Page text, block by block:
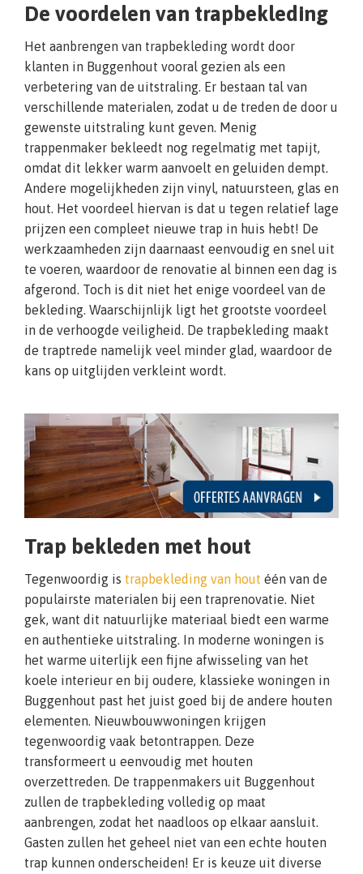
De voordelen van trapbekleding
Het aanbrengen van trapbekleding wordt door
klanten in Buggenhout vooral gezien als een
verbetering van de uitstraling. Er bestaan tal van
verschillende materialen, zodat u de treden de door u
gewenste uitstraling kunt geven. Menig
trappenmaker bekleedt nog regelmatig met tapijt,
omdat dit lekker warm aanvoelt en geluiden dempt.
Andere mogelijkheden zijn vinyl, natuursteen, glas en
hout. Het voordeel hiervan is dat u tegen relatief lage
prijzen een compleet nieuwe trap in huis hebt! De
werkzaamheden zijn daarnaast eenvoudig en snel uit
te voeren, waardoor de renovatie al binnen een dag is
afgerond. Toch is dit niet het enige voordeel van de
bekleding. Waarschijnlijk ligt het grootste voordeel
in de verhoogde veiligheid. De trapbekleding maakt
de traptrede namelijk veel minder glad, waardoor de
kans op uitglijden verkleint wordt.
Trap bekleden met hout
Tegenwoordig is trapbekleding van hout één van de
populairste materialen bij een traprenovatie. Niet
gek, want dit natuurlijke materiaal biedt een warme
en authentieke uitstraling. In moderne woningen is
het warme uiterlijk een fijne afwisseling van het
koele interieur en bij oudere, klassieke woningen in
Buggenhout past het juist goed bij de andere houten
elementen. Nieuwbouwwoningen krijgen
tegenwoordig vaak betontrappen. Deze
transformeert u eenvoudig met houten
overzettreden. De trappenmakers uit Buggenhout
zullen de trapbekleding volledig op maat
aanbrengen, zodat het naadloos op elkaar aansluit.
Gasten zullen het geheel niet van een echte houten
trap kunnen onderscheiden! Er is keuze uit diverse